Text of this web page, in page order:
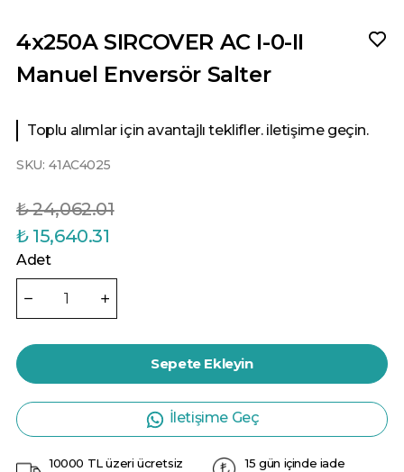
4x250A SIRCOVER AC I-0-II
Manuel Enversör Salter
Toplu alımlar için avantajlı teklifler. iletişime geçin.
SKU: 41AC4025
₺ 24,062.01
₺ 15,640.31
Adet
Sepete Ekleyin
İletişime Geç
10000 TL üzeri ücretsiz
15 gün içinde iade